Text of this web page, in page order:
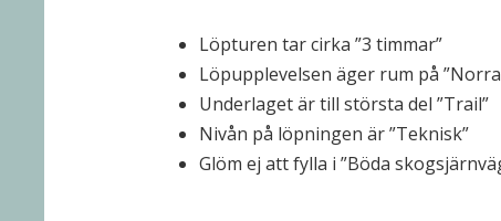
Löpturen tar cirka ”3 timmar”
Löpupplevelsen äger rum på ”Norra
Underlaget är till största del ”Trail”
Nivån på löpningen är ”Teknisk”
Glöm ej att fylla i ”Böda